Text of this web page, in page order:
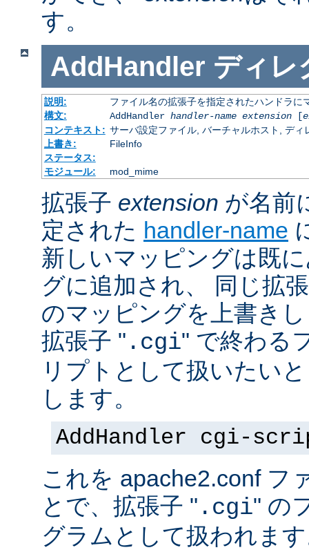
す。
AddHandler ディレ
説明:
ファイル名の拡張子を指定されたハンドラに
構文:
AddHandler handler-name extension[
コンテキスト: サーバ設定ファイル, バーチャルホスト, ディ
上書き:
FileInfo
ステータス:
モジュール:
mod_mime
拡張子 extension が名前
定された handler-name
新しいマッピングは既
グに追加され、 同じ拡
のマッピングを上書き
拡張子 " .cgi" で終わる
リプトとして扱いたい
します。
AddHandler cgi-
これを apache2.conf フ
とで、拡張子 " .cgi" の
グラムとして扱われま